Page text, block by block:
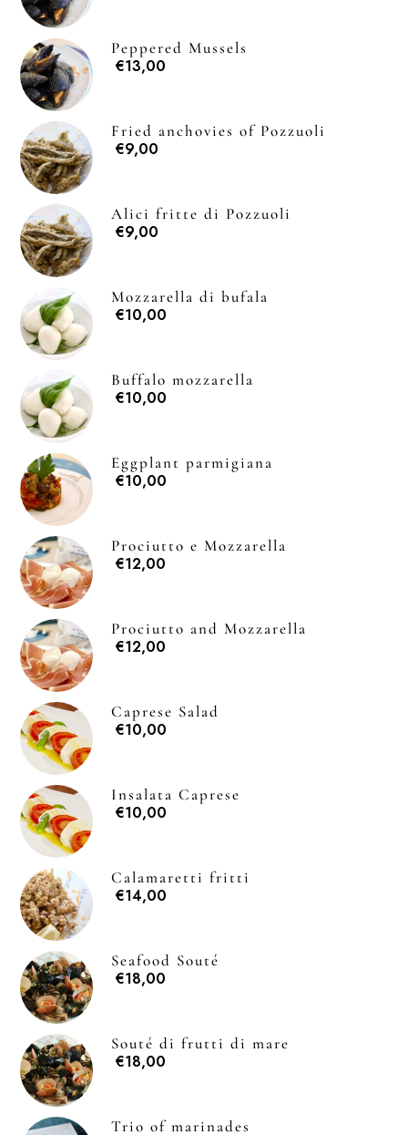
Peppered Mussels
€13,00
Fried anchovies of Pozzuoli
€9,00
Alici fritte di Pozzuoli
€9,00
Mozzarella di bufala
€10,00
Buffalo mozzarella
€10,00
Eggplant parmigiana
€10,00
Prociutto e Mozzarella
€12,00
Prociutto and Mozzarella
€12,00
Caprese Salad
€10,00
Insalata Caprese
€10,00
Calamaretti fritti
€14,00
Seafood Souté
€18,00
Souté di frutti di mare
€18,00
Trio of marinades